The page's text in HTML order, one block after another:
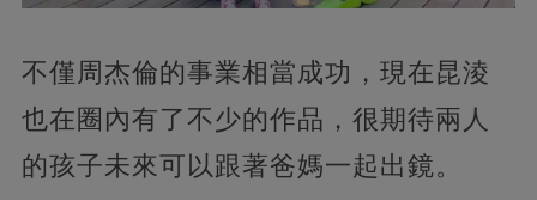
不僅周杰倫的事業相當成功， 現在昆淩
也在圈內有了不少的作品，很期待兩人
的孩子未來可以跟著爸媽一起出鏡。